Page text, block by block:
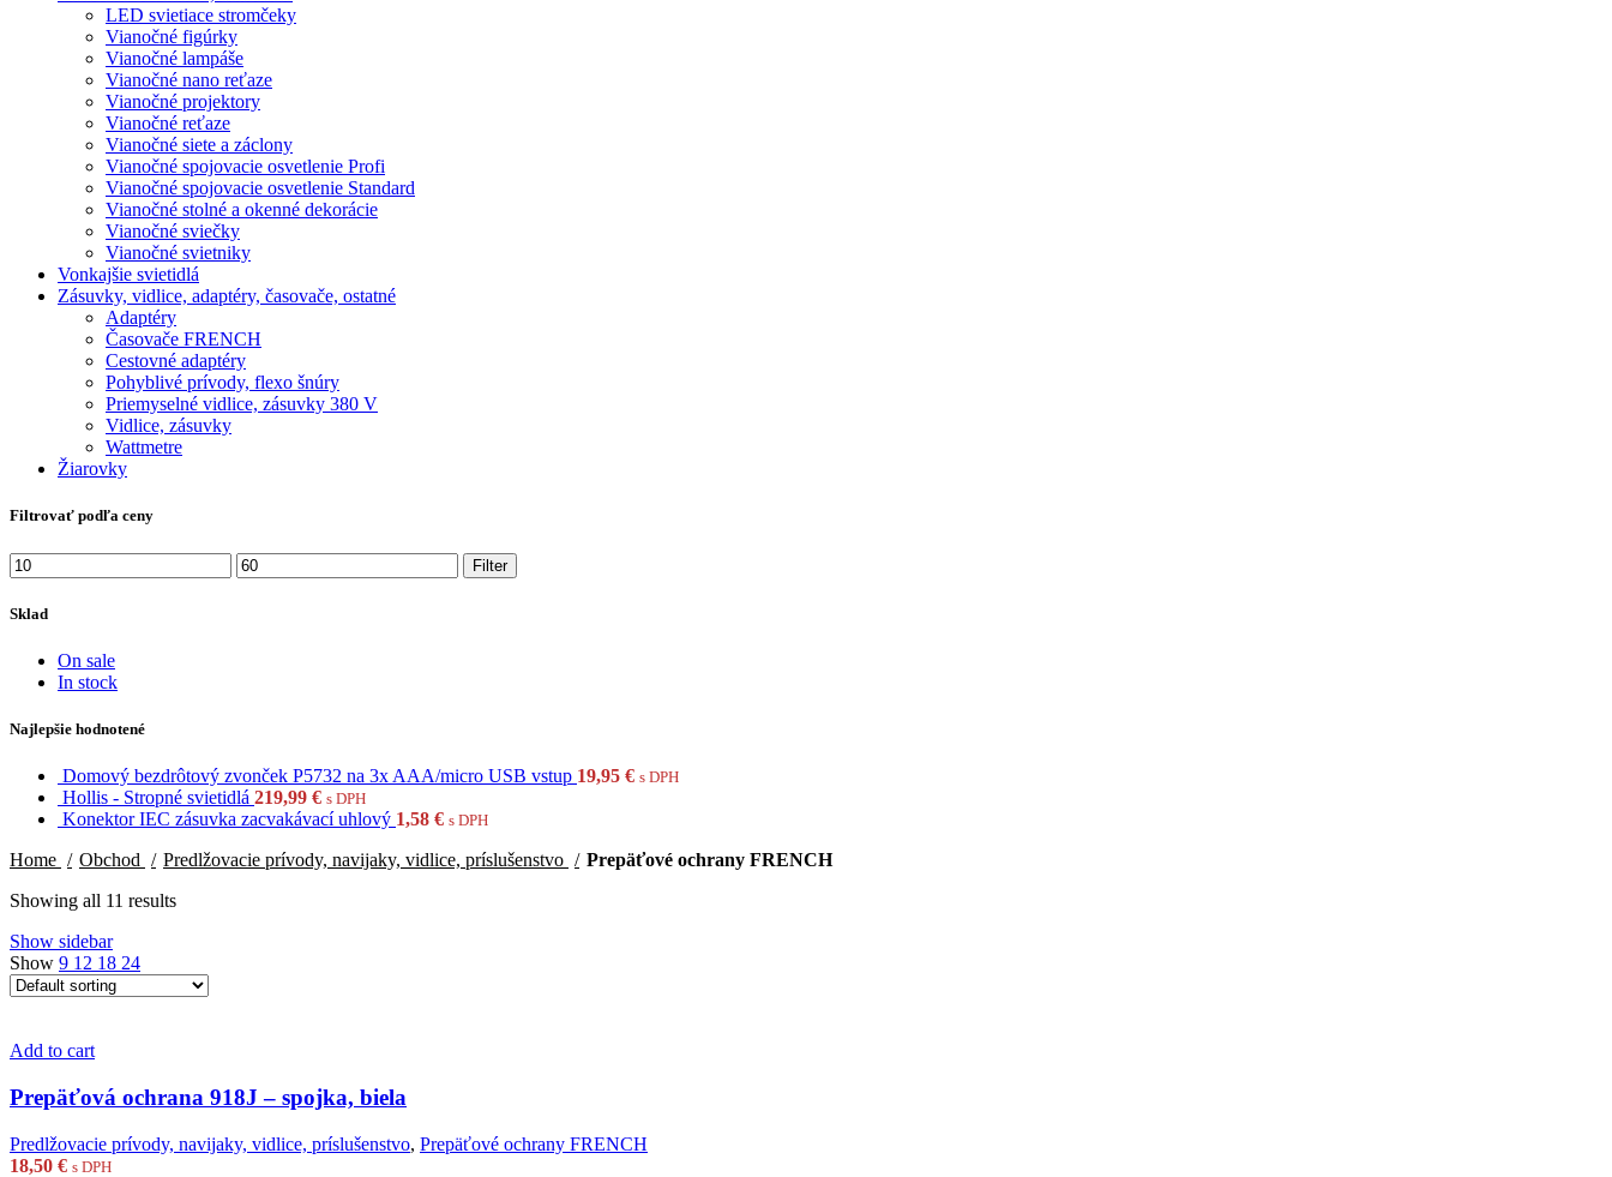
LED svietiace stromčeky
Vianočné figúrky
Vianočné lampáše
Vianočné nano reťaze
Vianočné projektory
Vianočné reťaze
Vianočné siete a záclony
Vianočné spojovacie osvetlenie Profi
Vianočné spojovacie osvetlenie Standard
Vianočné stolné a okenné dekorácie
Vianočné sviečky
Vianočné svietniky
Vonkajšie svietidlá
Zásuvky, vidlice, adaptéry, časovače, ostatné
Adaptéry
Časovače FRENCH
Cestovné adaptéry
Pohyblivé prívody, flexo šnúry
Priemyselné vidlice, zásuvky 380 V
Vidlice, zásuvky
Wattmetre
Žiarovky
Filtrovať podľa ceny
Min
price
Max
price
Filter
Sklad
On sale
In stock
Najlepšie hodnotené
Domový bezdrôtový zvonček P5732 na 3x AAA/micro USB vstup 19,95 € s DPH
Hollis - Stropné svietidlá 219,99 € s DPH
Konektor IEC zásuvka zacvakávací uhlový 1,58 € s DPH
Home Obchod Predlžovacie prívody, navijaky, vidlice, príslušenstvo
Prepäťové ochrany FRENCH
Showing all 11 results
Show sidebar
Show 9 12 18 24
Add to cart
Prepäťová ochrana 918J – spojka, biela
Predlžovacie prívody, navijaky, vidlice, príslušenstvo, Prepäťové ochrany FRENCH
18,50 € s DPH